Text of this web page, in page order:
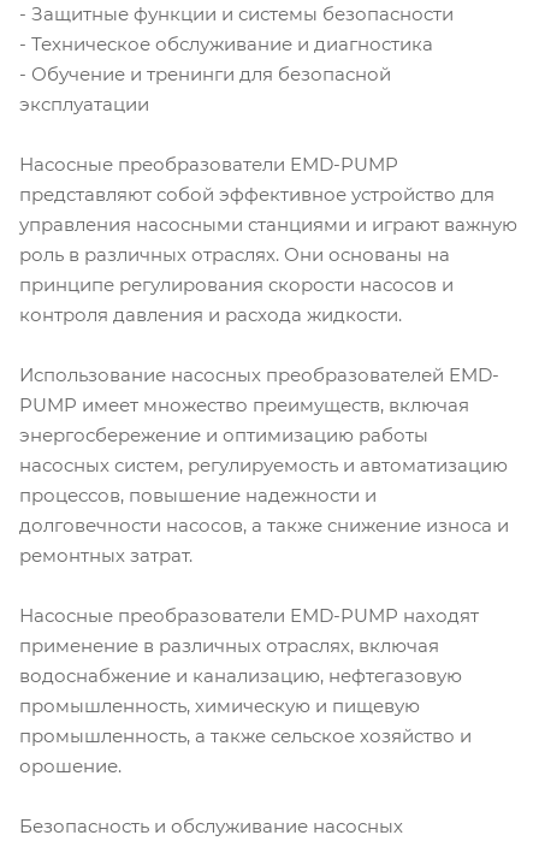
- Защитные функции и системы безопасности
- Техническое обслуживание и диагностика
- Обучение и тренинги для безопасной
эксплуатации
Насосные преобразователи EMD-PUMP
представляют собой эффективное устройство для
управления насосными станциями и играют важную
роль в различных отраслях. Они основаны на
принципе регулирования скорости насосов и
контроля давления и расхода жидкости.
Использование насосных преобразователей EMD-
PUMP имеет множество преимуществ, включая
энергосбережение и оптимизацию работы
насосных систем, регулируемость и автоматизацию
процессов, повышение надежности и
долговечности насосов, а также снижение износа и
ремонтных затрат.
Насосные преобразователи EMD-PUMP находят
применение в различных отраслях, включая
водоснабжение и канализацию, нефтегазовую
промышленность, химическую и пищевую
промышленность, а также сельское хозяйство и
орошение.
Безопасность и обслуживание насосных